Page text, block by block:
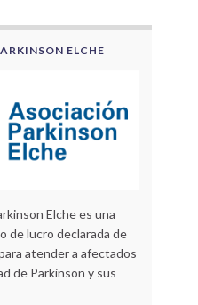
ELCHE
Elche es una
de lucro declarada de
atender a afectados
de Parkinson y sus